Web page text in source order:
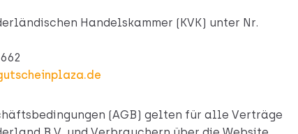
Handelskammer (KVK) unter Nr.
(AGB) gelten für alle Verträge